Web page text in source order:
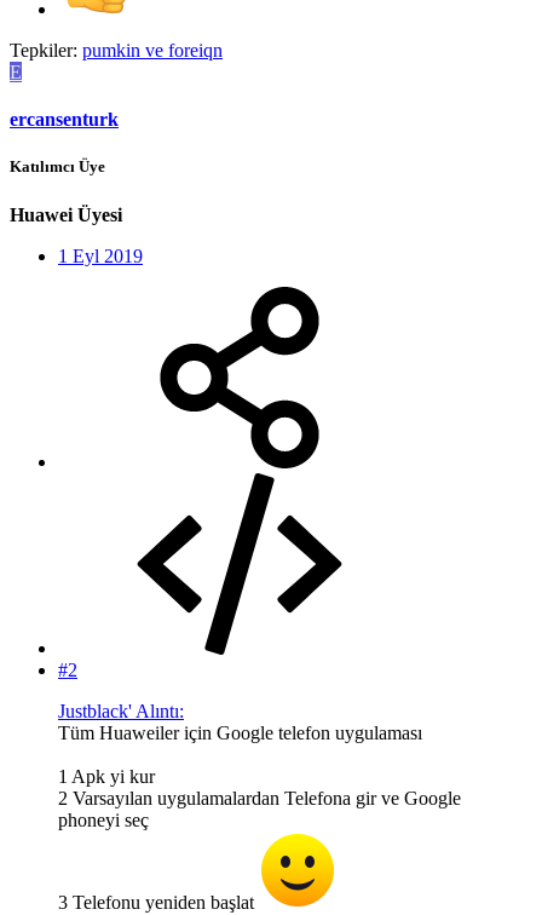
Tepkiler: pumkin ve foreiqn
E
ercansenturk
Katılımcı Üye
Huawei Üyesi
1 Eyl 2019
#2
Justblack' Alıntı:
Tüm Huaweiler için Google telefon uygulaması
1 Apk yi kur
2 Varsayılan uygulamalardan Telefona gir ve Google
phoneyi seç
3 Telefonu yeniden başlat